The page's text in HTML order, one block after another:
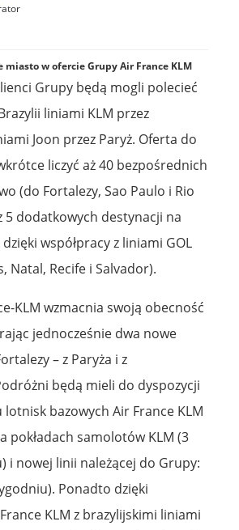
miasto w ofercie Grupy Air France KLM
Grupy będą mogli polecieć
liniami KLM przez
Joon przez Paryż. Oferta do
liczyć aż 40 bezpośrednich
(do Fortalezy, Sao Paulo i Rio
5 dodatkowych destynacji na
współpracy z liniami GOL
Natal, Recife i Salvador).
KLM wzmacnia swoją obecność
jednocześnie dwa nowe
– z Paryża i z
będą mieli do dyspozycji
bazowych Air France KLM
pokładach samolotów KLM (3
i nowej linii należącej do Grupy:
Ponadto dzięki
KLM z brazylijskimi liniami